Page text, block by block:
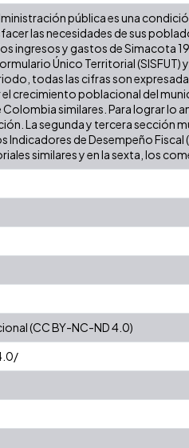
pública es una
las necesidades de sus
ingresos y gastos de Simacota
Único Territorial (SISFUT)
todas las cifras son
crecimiento poblacional del
similares. Para lograr lo
La segunda y tercera sección
de Desempeño Fiscal
similares y en la sexta, los
(CC BY-NC-ND 4.0)